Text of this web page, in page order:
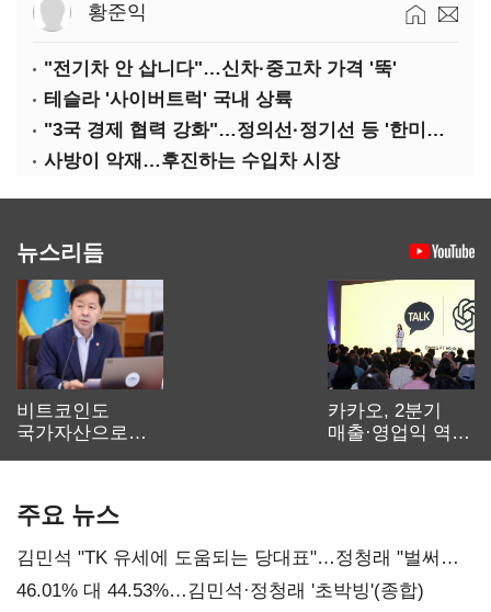
황준익
"전기차 안 삽니다"…신차·중고차 가격 '뚝'
테슬라 '사이버트럭' 국내 상륙
"3국 경제 협력 강화"…정의선·정기선 등 '한미일 경제대화' 참석
사방이 악재…후진하는 수입차 시장
뉴스리듬
비트코인도
국가자산으로…'
카카오, 2분기
매출·영업익 역대
주요 뉴스
김민석 "TK 유세에 도움되는 당대표"…정청래 "벌써
대표된 양 당직 배분"
46.01% 대 44.53%…김민석·정청래 '초박빙'(종합)